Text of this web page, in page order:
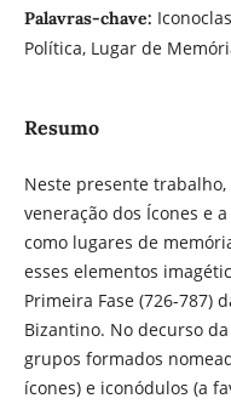
Palavras-chave:
Política, Lugar de
Resumo
Neste presente
veneração dos Ícones e
como lugares de
esses elementos
Primeira Fase (726-787)
Bizantino. No decurso
grupos formados
ícones) e iconódulos (a